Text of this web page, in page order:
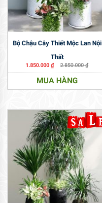
Bộ Chậu Cây Thiết Mộc Lan Nội
Thất
1.850.000₫ 2.850.000₫
MUA HÀNG